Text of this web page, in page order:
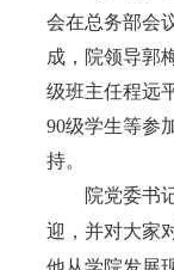
会在总务部会
成，院领导郭
级班主任程远
90级学生等参
持。
院党委书
迎，并对大家